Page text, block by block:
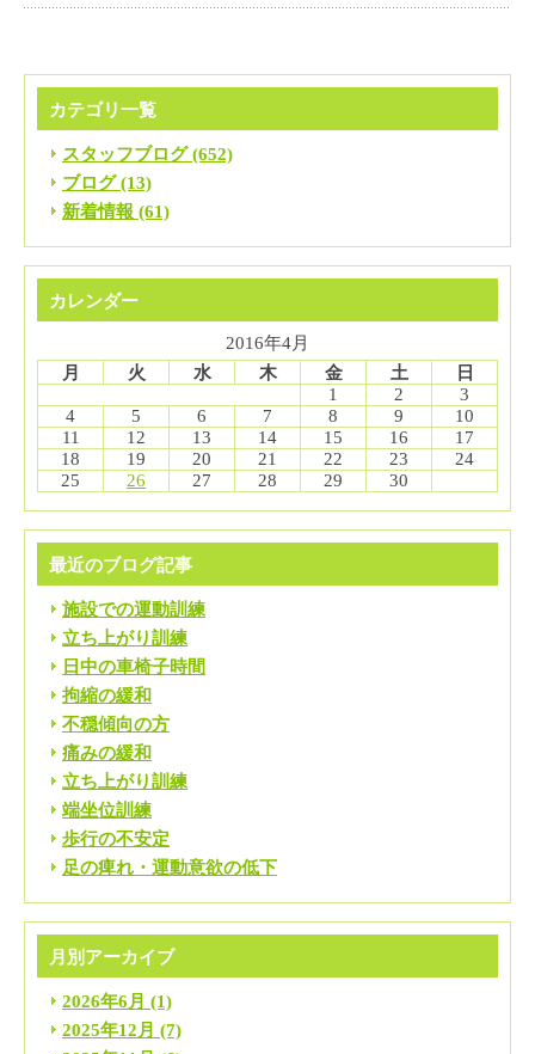
カテゴリ一覧
スタッフブログ (652)
ブログ (13)
新着情報 (61)
カレンダー
2016年4月
月
火 水 木 金 土
日
1
2
3
4
5 6 7 8 9
10
11
12 13 14 15 16
17
18
19 20 21 22 23
24
25
26 27 28 29 30
最近のブログ記事
施設での運動訓練
立ち上がり訓練
日中の車椅子時間
拘縮の緩和
不穏傾向の方
痛みの緩和
立ち上がり訓練
端坐位訓練
歩行の不安定
足の痺れ・運動意欲の低下
月別アーカイブ
2026年6月 (1)
2025年12月 (7)